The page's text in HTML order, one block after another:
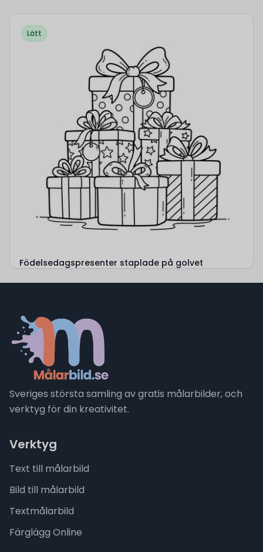
Lätt
Födelsedagspresenter staplade på golvet
Sveriges största samling av gratis målarbilder, och
verktyg för din kreativitet.
Verktyg
Text till målarbild
Bild till målarbild
Textmålarbild
Färglägg Online